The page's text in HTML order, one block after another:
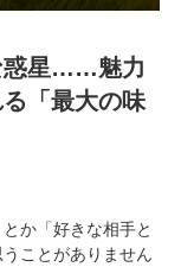
惑星……魅力
「最大の味
か「好きな相手と
ことがありません